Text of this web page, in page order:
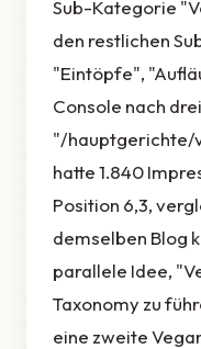
Sub-Kategorie
den restlichen
"Eintöpfe",
Console nach
"/hauptgerichte/
hatte 1.840
Position 6,3,
demselben Blog
parallele Idee,
Taxonomy zu
eine zweite